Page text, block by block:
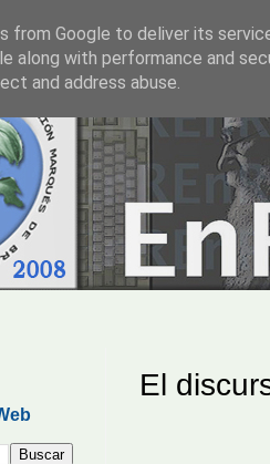
El
from Google to deliver its
along with performance and
and address abuse.